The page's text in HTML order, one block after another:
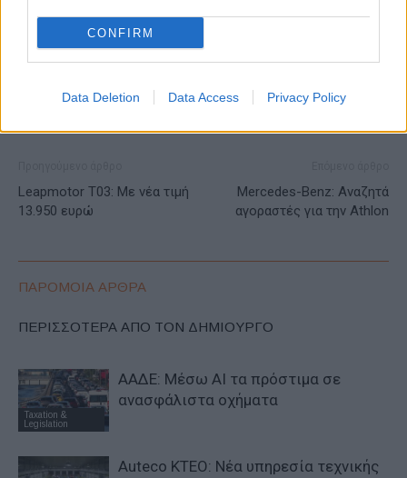
CONFIRM
Data Deletion Data Access Privacy Policy
Leapmotor T03: Mε νέα τιμή
13.950 ευρώ
Mercedes-Benz: Αναζητά
αγοραστές για την Athlon
ΠΑΡΟΜΟΙΑ ΑΡΘΡΑ
ΠΕΡΙΣΣΟΤΕΡΑ ΑΠΟ ΤΟΝ ΔΗΜΙΟΥΡΓΟ
Taxation &
Legislation
ΑΑΔΕ: Μέσω ΑΙ τα πρόστιμα σε
ανασφάλιστα οχήματα
Auteco KTEO: Νέα υπηρεσία τεχνικής